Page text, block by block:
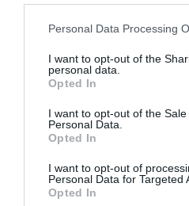
Personal Data Processing
I want to opt-out of the
personal data.
Opted In
I want to opt-out of the
Personal Data.
Opted In
I want to opt-out of
Personal Data for Targeted
Opted In
actualidad